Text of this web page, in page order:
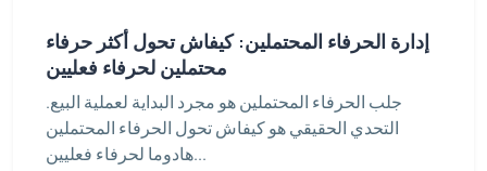
إدارة الحرفاء المحتملين: كيفاش تحول أكثر حرفاء
محتملين لحرفاء فعليين
جلب الحرفاء المحتملين هو مجرد البداية لعملية البيع.
التحدي الحقيقي هو كيفاش تحول الحرفاء المحتملين
هادوما لحرفاء فعليين...